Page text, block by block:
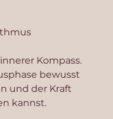
Kompass.
bewusst
und der Kraft
kannst.